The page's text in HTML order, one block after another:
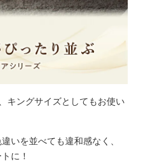
キングサイズとしてもお使い
いを並べても違和感なく、
に！